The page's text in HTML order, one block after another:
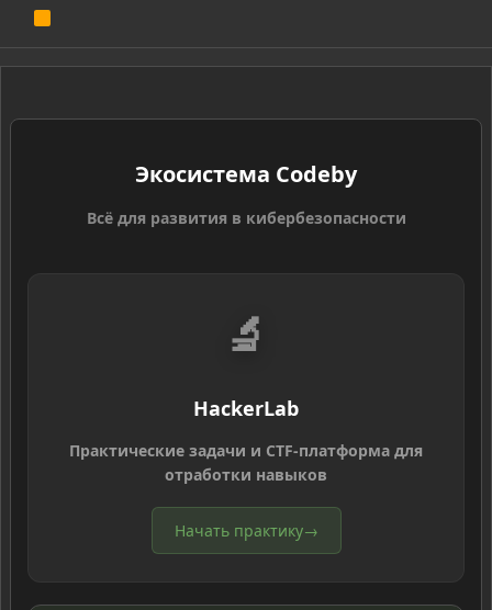
S
Экосистема Codeby
Всё для развития в кибербезопасности
🔬
HackerLab
Практические задачи и CTF-платформа для
отработки навыков
Начать практику→